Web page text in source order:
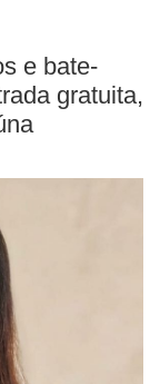
e bate-
gratuita,